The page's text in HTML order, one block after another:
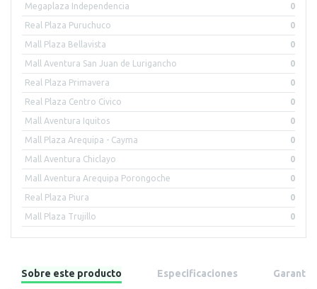
Megaplaza Independencia 0
Real Plaza Puruchuco 0
Mall Plaza Bellavista 0
Mall Aventura San Juan de Lurigancho 0
Real Plaza Primavera 0
Real Plaza Centro Civico 0
Mall Aventura Iquitos 0
Mall Plaza Arequipa - Cayma 0
Mall Aventura Chiclayo 0
Mall Aventura Arequipa Porongoche 0
Real Plaza Piura 0
Mall Plaza Trujillo 0
Sobre este producto Especificaciones Garantía